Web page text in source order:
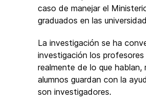
caso de manejar el
graduados en las
La investigación se ha
investigación los
realmente de lo que
alumnos guardan con la
son investigadores.